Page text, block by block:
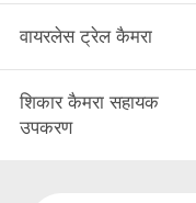
वायरलेस ट्रेल कैमरा
शिकार कैमरा सहायक
उपकरण